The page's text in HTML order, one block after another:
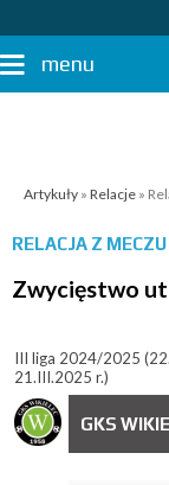
menu
Artykuły » Relacje »
RELACJA Z MECZU
Zwycięstwo
III liga 2024/2025
21.III.2025 r.)
GKS